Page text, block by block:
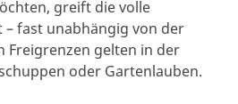
greift die volle
fast unabhängig von der
Freigrenzen gelten in der
oder Gartenlauben.